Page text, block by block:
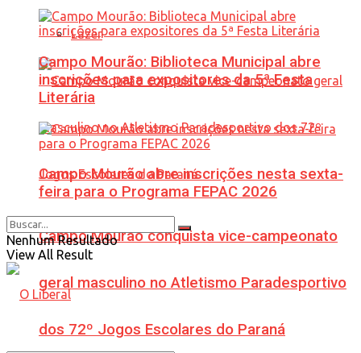
Lazer
Campo Mourão conquista vice-campeonato
geral masculino no Atletismo Paradesportivo
dos 72º Jogos Escolares do Paraná
Campo Mourão: Biblioteca Municipal abre
inscrições para expositores da 5ª Festa
Literária
Campo Mourão abre inscrições nesta sexta-
feira para o Programa FEPAC 2026
Nenhum Resultado
View All Result